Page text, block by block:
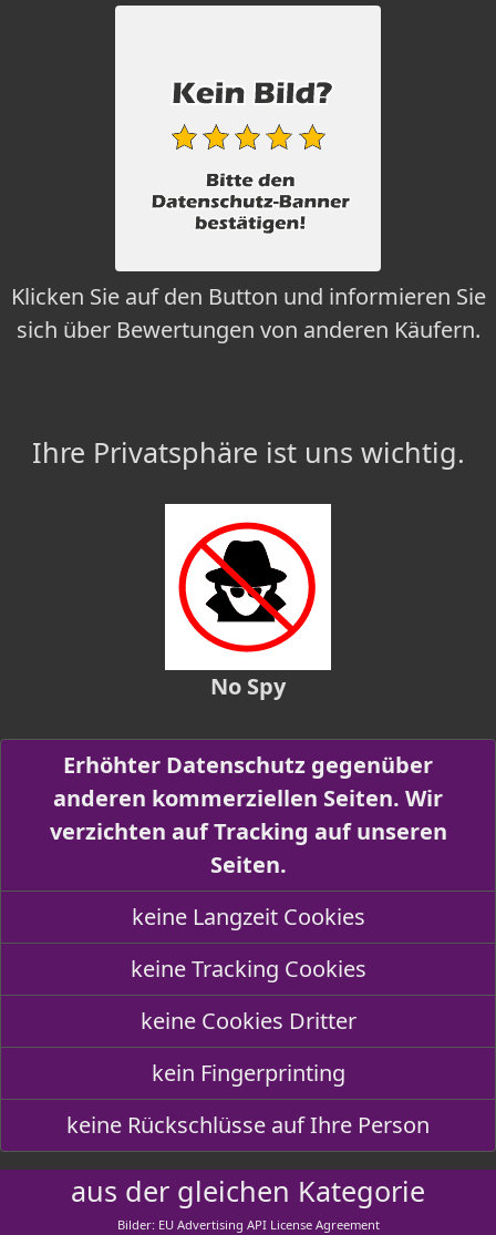
Klicken Sie auf den Button und informieren Sie
sich über Bewertungen von anderen Käufern.
Ihre Privatsphäre ist uns wichtig.
No Spy
Erhöhter Datenschutz gegenüber
anderen kommerziellen Seiten. Wir
verzichten auf Tracking auf unseren
Seiten.
keine Langzeit Cookies
keine Tracking Cookies
keine Cookies Dritter
kein Fingerprinting
keine Rückschlüsse auf Ihre Person
aus der gleichen Kategorie
Bilder: EU Advertising API License Agreement